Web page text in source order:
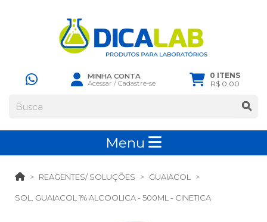
MINHA CONTA
Acessar /Cadastre-se
0 ITENS
R$ 0,00
Menu
REAGENTES/ SOLUÇÕES GUAIACOL
SOL. GUAIACOL 1% ALCOOLICA - 500ML - CINETICA